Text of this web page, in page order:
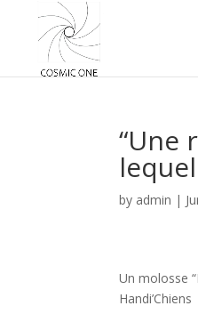
“Une
by admin |
Un molosse
Handi’Chiens